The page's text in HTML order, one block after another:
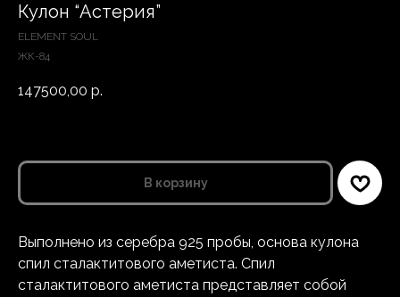
Кулон “Астерия”
ELEMENT SOUL
ЖК-84
147500,00 р.
В корзину
Выполнено из серебра 925 пробы, основа кулона
спил сталактитового аметиста. Спил
сталактитового аметиста представляет собой